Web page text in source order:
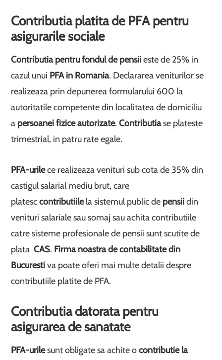
Contributia platita de PFA pentru
asigurarile sociale
Contributia pentru fondul de pensiieste de 25% in
cazul unui PFA in Romania. Declararea veniturilor se
realizeaza prin depunerea formularului 600 la
autoritatile competente din localitatea de domiciliu
a persoanei fizice autorizate.Contributiase plateste
trimestrial, in patru rate egale.
PFA-urilece realizeaza venituri sub cota de 35% din
castigul salarial mediu brut, care
platesccontributiilela sistemul public de pensiidin
venituri salariale sau somaj sau achita contributiile
catre sisteme profesionale de pensii sunt scutite de
plataCAS. Firma noastra de contabilitate din
Bucurestiva poate oferi mai multe detalii despre
contributiile platite de PFA.
Contributia datorata pentru
asigurarea de sanatate
PFA-urilesunt obligate sa achite ocontributie la